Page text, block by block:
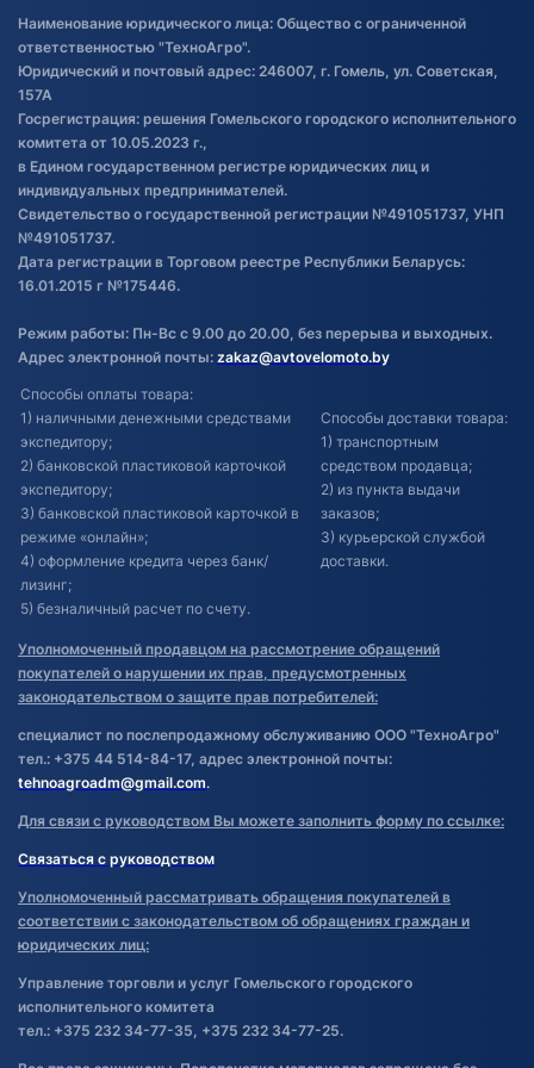
Обработка файлов cookie
Постановка транспорта на учет
Обновления в ЭПТС 2024
Наименование юридического лица: Общество с ограниченной
ответственностью "ТехноАгро".
Юридический и почтовый адрес: 246007, г. Гомель, ул. Советская,
157А
Госрегистрация: решения Гомельского городского исполнительного
комитета от 10.05.2023 г.,
в Едином государственном регистре юридических лиц и
индивидуальных предпринимателей.
Свидетельство о государственной регистрации №491051737, УНП
№491051737.
Дата регистрации в Торговом реестре Республики Беларусь:
16.01.2015 г №175446.
Режим работы: Пн-Вс с 9.00 до 20.00, без перерыва и выходных.
Адрес электронной почты: zakaz@avtovelomoto.by
Способы оплаты товара:
1) наличными денежными средствами
экспедитору;
2) банковской пластиковой карточкой
экспедитору;
3) банковской пластиковой карточкой в
режиме «онлайн»;
4) оформление кредита через банк/
лизинг;
5) безналичный расчет по счету.
Способы доставки товара:
1) транспортным
средством продавца;
2) из пункта выдачи
заказов;
3) курьерской службой
доставки.
Уполномоченный продавцом на рассмотрение обращений
покупателей о нарушении их прав, предусмотренных
законодательством о защите прав потребителей:
специалист по послепродажному обслуживанию ООО "ТехноАгро"
тел.: +375 44 514-84-17, адрес электронной почты:
tehnoagroadm@gmail.com.
Для связи с руководством Вы можете заполнить форму по ссылке:
Связаться с руководством
Уполномоченный рассматривать обращения покупателей в
соответствии с законодательством об обращениях граждан и
юридических лиц:
Управление торговли и услуг Гомельского городского
исполнительного комитета
тел.: +375 232 34-77-35, +375 232 34-77-25.